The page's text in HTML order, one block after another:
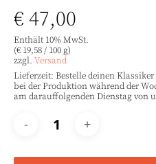
€ 47,00
Enthält 10% MwSt.
(€ 19,58/ 100 g)
zzgl. Versand
Lieferzeit: Bestelle deinen
bei der Produktion während der
am darauffolgenden Dienstag von